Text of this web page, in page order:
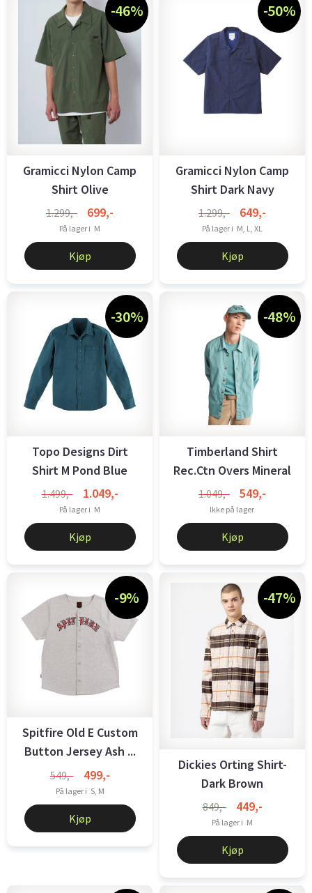
-46%
Gramicci Nylon Camp
Shirt Olive
1.299,- 699,-
På lager i M
Kjøp
-50%
Gramicci Nylon Camp
Shirt Dark Navy
1.299,- 649,-
På lager i M, L, XL
Kjøp
-30%
Topo Designs Dirt
Shirt M Pond Blue
1.499,- 1.049,-
På lager i M
Kjøp
-48%
Timberland Shirt
Rec.Ctn Overs Mineral
Blue
1.049,- 549,-
Ikke på lager
Kjøp
-9%
Spitfire Old E Custom
Button Jersey Ash ...
549,- 499,-
På lager i S, M
Kjøp
-47%
Dickies Orting Shirt-
Dark Brown
849,- 449,-
På lager i M
Kjøp